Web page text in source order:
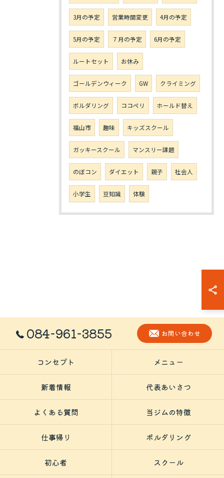
3月の予定 営業時間変更 4月の予定
5月の予定 ７月の予定 6月の予定
ルートセット お休み
ゴールデンウィーク GW クライミング
ボルダリング ココペリ ホールド替え
福山市 趣味 キッズスクール
ガッキースクール マンスリー課題
のぼコン ダイエット 親子 社会人
小学生 豆知識 体験
084-961-3855 お問い合わせ
コンセプト メニュー
新着情報 代表あいさつ
よくある質問 当ジムの特徴
仕事帰り ボルダリング
初心者 スクール